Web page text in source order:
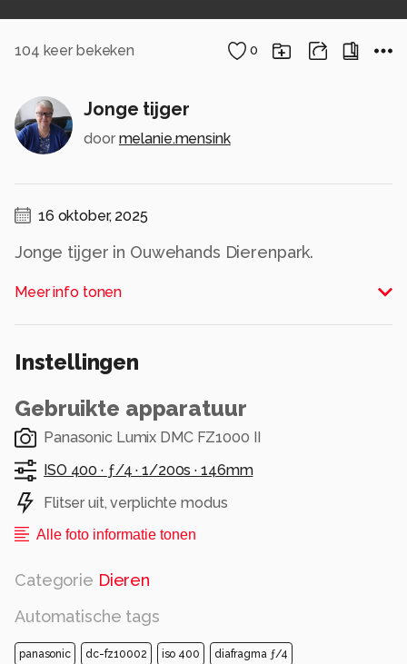
104 keer bekeken 0
Jonge tijger
door melanie.mensink
16 oktober, 2025
Jonge tijger in Ouwehands Dierenpark.
Alle rechten voorbehouden
Meer info tonen
Instellingen
Gebruikte apparatuur
Panasonic Lumix DMC FZ1000 II
ISO 400 · ƒ/4 ·1/200s ·146mm
Flitser uit, verplichte modus
Alle foto informatie tonen
Categorie Dieren
Automatische tags
panasonic dc-fz10002 iso 400 diafragma ƒ/4